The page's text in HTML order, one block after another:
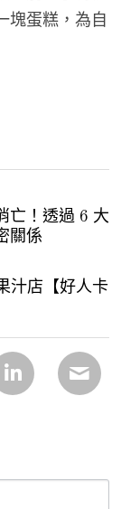
塊蛋糕，為自
亡！透過 6 大
關係
汁店【好人卡